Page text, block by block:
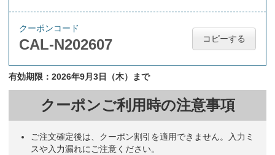
クーポンコード
CAL-N202607 コピーする
有効期限：2026年9月3日（木）まで
クーポンご利用時の注意事項
ご注文確定後は、クーポン割引を適用できません。入力ミ
スや入力漏れにご注意ください。